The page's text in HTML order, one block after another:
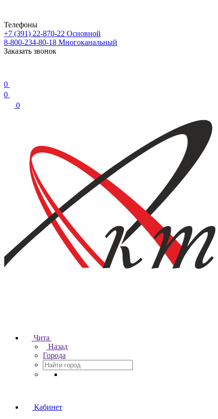
Телефоны
+7 (391) 22-870-22 Основной
8-800-234-80-18 Многоканальный
Заказать звонок
0
0
0
Чита
Назад
Города
Кабинет